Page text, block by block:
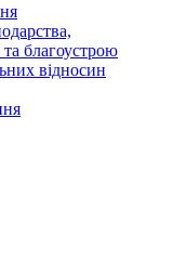
та благоустрою
відносин